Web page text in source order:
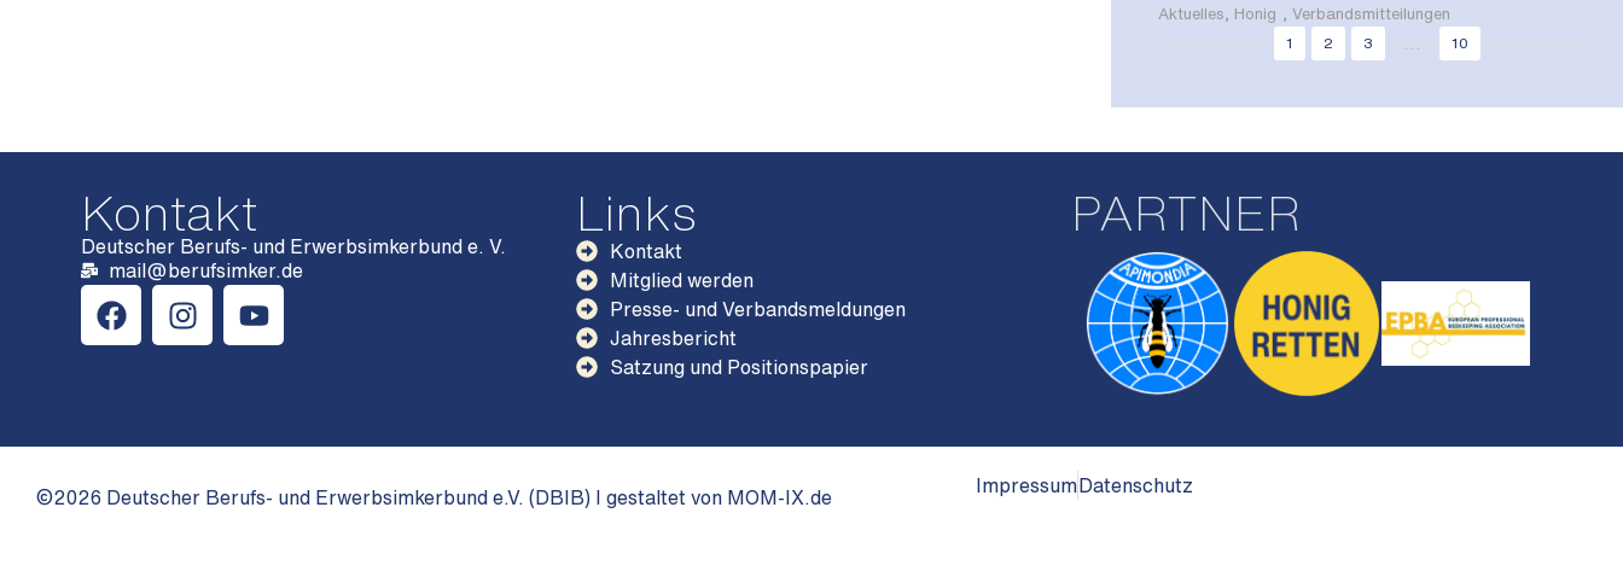
Aktuelles
Honig ,Verbandsmitteilungen
1
2 3 10
Kontakt
Deutscher Berufs- und Erwerbsimkerbund e. V.
mail@berufsimker.de
Links
Kontakt
Mitglied werden
Presse- und Verbandsmeldungen
Jahresbericht
Satzung und Positionspapier
PARTNER
©2026 Deutscher Berufs- und Erwerbsimkerbund e.V. (DBIB) I gestaltet von MOM-IX.de
Impressum Datenschutz